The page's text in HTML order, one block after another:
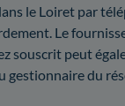
le Loiret par
Le
souscrit peut
gestionnaire du